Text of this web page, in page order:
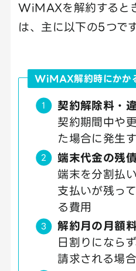
WiMAXを解約すると
は、主に以下の5つです
WiMAX解約時にかか
契約解除料・
契約期間中や
た場合に発生
端末代金の残債
端末を分割払
支払いが残っ
る費用
解約月の月額
日割りになら
請求される場